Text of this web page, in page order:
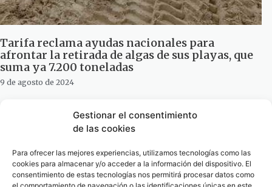
Gestionar el consentimiento
de las cookies
Para ofrecer las mejores experiencias, utilizamos tecnologías como las
cookies para almacenar y/o acceder a la información del dispositivo. El
consentimiento de estas tecnologías nos permitirá procesar datos como
el comportamiento de navegación o las identificaciones únicas en este
Tarifa reclama ayudas nacionales para
afrontar la retirada de algas de sus playas, que
suma ya 7.200 toneladas
9 de agosto de 2024